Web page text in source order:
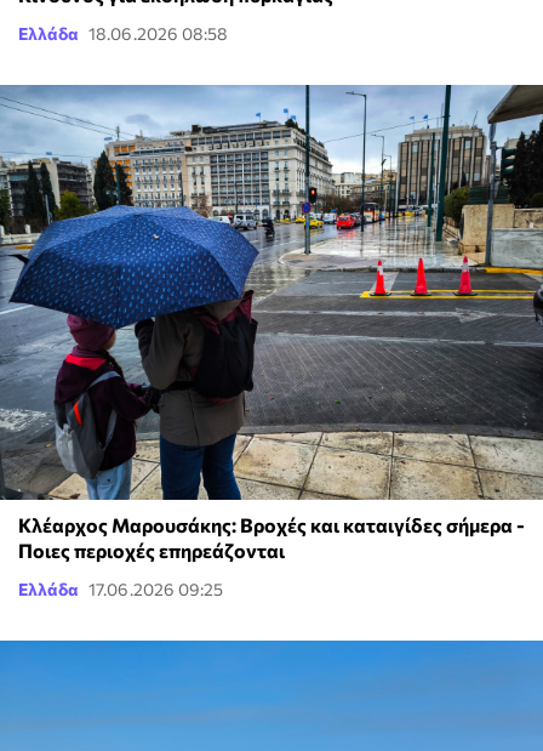
Ελλάδα 18.06.2026 08:58
Κλέαρχος Μαρουσάκης: Βροχές και καταιγίδες σήμερα -
Ποιες περιοχές επηρεάζονται
Ελλάδα 17.06.2026 09:25